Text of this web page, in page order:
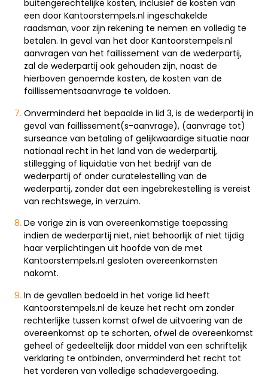
buitengerechtelijke kosten, inclusief de kosten van
een door Kantoorstempels.nl ingeschakelde
raadsman, voor zijn rekening te nemen en volledig te
betalen. In geval van het door Kantoorstempels.nl
aanvragen van het faillissement van de wederpartij,
zal de wederpartij ook gehouden zijn, naast de
hierboven genoemde kosten, de kosten van de
faillissementsaanvrage te voldoen.
Onverminderd het bepaalde in lid 3, is de wederpartij in
geval van faillissement(s-aanvrage), (aanvrage tot)
surseance van betaling of gelijkwaardige situatie naar
nationaal recht in het land van de wederpartij,
stillegging of liquidatie van het bedrijf van de
wederpartij of onder curatelestelling van de
wederpartij, zonder dat een ingebrekestelling is vereist
van rechtswege, in verzuim.
De vorige zin is van overeenkomstige toepassing
indien de wederpartij niet, niet behoorlijk of niet tijdig
haar verplichtingen uit hoofde van de met
Kantoorstempels.nl gesloten overeenkomsten
nakomt.
In de gevallen bedoeld in het vorige lid heeft
Kantoorstempels.nl de keuze het recht om zonder
rechterlijke tussen komst ofwel de uitvoering van de
overeenkomst op te schorten, ofwel de overeenkomst
geheel of gedeeltelijk door middel van een schriftelijk
verklaring te ontbinden, onverminderd het recht tot
het vorderen van volledige schadevergoeding.